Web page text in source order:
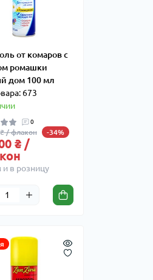
от комаров с
ромашки
дом 100 мл
673
0
/ флакон -34%
₴ /
в розницу